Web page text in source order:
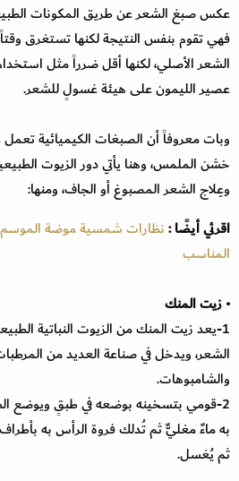
عكس صبغ الشعر عن طريق المكونات
فهي تقوم بنفس النتيجة لكنها تستغرق
الشعر الأصلي، لكنها أقل ضرراً مثل
عصير الليمون على هيئة غسولٍ للشعر.
وبات معروفاً أن الصبغات الكيميائية
خشن الملمس، وهنا يأتي دور الزيوت
وعِلاج الشعر المصبوغ أو الجاف، ومنها:
اقرئي أيضًا :نظارات شمسية موضة الموسم
المناسب
• زيت المنك
1-يعد زيت المنك من الزيوت النباتية
الشعر، ويدخل في صناعة العديد من
والشامبوهات.
2-قومي بتسخينه بوضعه في طبقٍ ويوضع
به ماءٌ مغليٌّ ثم تُدلك فروة الرأس به
ثم يُغسل.